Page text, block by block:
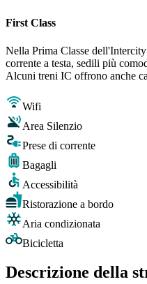
First Class
Nella Prima Classe
corrente a testa, sedili più
Alcuni treni IC offrono anche
Wifi
Area Silenzio
Prese di corrente
Bagagli
Accessibilità
Ristorazione a bordo
Aria condizionata
Bicicletta
Descrizione della